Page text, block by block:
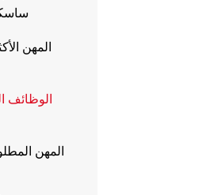
المهن
الوظائف
المهن